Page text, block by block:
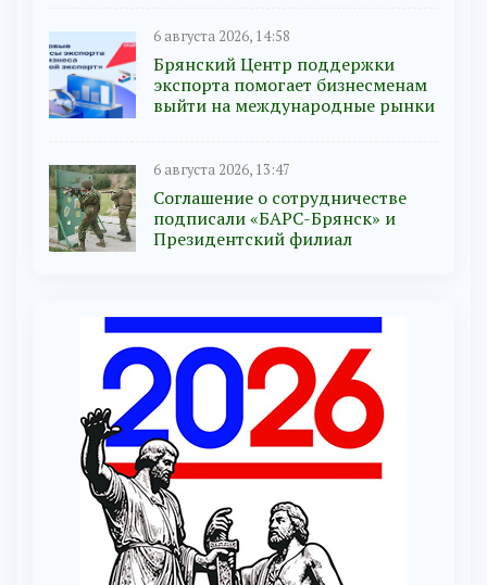
6 августа 2026, 14:58
Брянский Центр поддержки
экспорта помогает бизнесменам
выйти на международные рынки
6 августа 2026, 13:47
Соглашение о сотрудничестве
подписали «БАРС-Брянск» и
Президентский филиал